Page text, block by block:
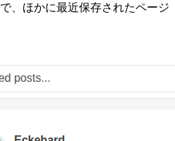
、ほかに最近保存されたページ